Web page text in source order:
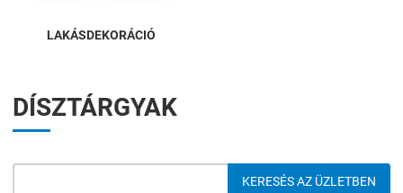
LAKÁSDEKORÁCIÓ
DÍSZTÁRGYAK